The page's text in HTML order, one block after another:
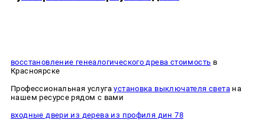
восстановление генеалогического древа стоимость в
Красноярске
Профессиональная услугаустановка выключателя светана
нашем ресурсе рядом с вами
входные двери из дерева из профиля дин 78